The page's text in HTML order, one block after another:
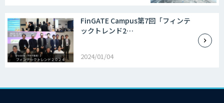
FinGATE Campus第7回「フィンテ
ックトレンド2…
2024/01/04